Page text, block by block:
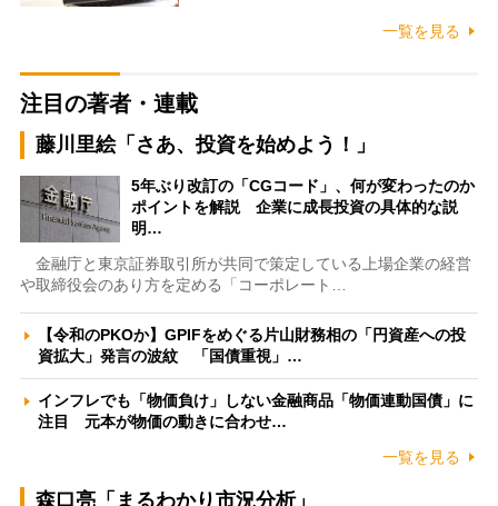
一覧を見る
注目の著者・連載
藤川里絵「さあ、投資を始めよう！」
5年ぶり改訂の「CGコード」、何が変わったのか
ポイントを解説 企業に成長投資の具体的な説
明…
金融庁と東京証券取引所が共同で策定している上場企業の経営
や取締役会のあり方を定める「コーポレート…
【令和のPKOか】GPIFをめぐる片山財務相の「円資産への投
資拡大」発言の波紋 「国債重視」…
インフレでも「物価負け」しない金融商品「物価連動国債」に
注目 元本が物価の動きに合わせ…
一覧を見る
森口亮「まるわかり市況分析」